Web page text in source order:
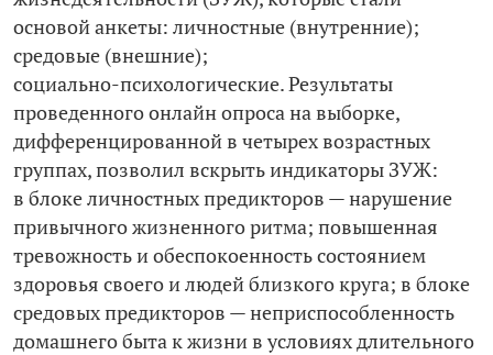
основой анкеты: личностные (внутренние);
средовые (внешние);
социально-­психологические. Результаты
проведенного онлайн опроса на выборке,
дифференцированной в четырех возрастных
группах, позволил вскрыть индикаторы ЗУЖ:
в блоке личностных предикторов — нарушение
привычного жизненного ритма; повышенная
тревожность и обеспокоенность состоянием
здоровья своего и людей близкого круга; в блоке
средовых предикторов — неприспособленность
домашнего быта к жизни в условиях длительного